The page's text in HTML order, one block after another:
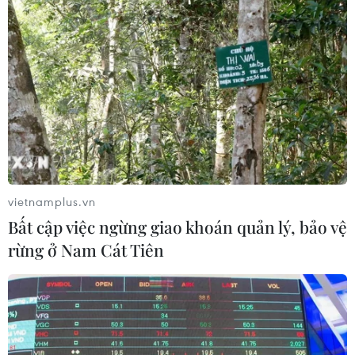
TIN LIÊN QUAN
vietnamplus.vn
Bất cập việc ngừng giao khoán quản lý, bảo vệ
rừng ở Nam Cát Tiên